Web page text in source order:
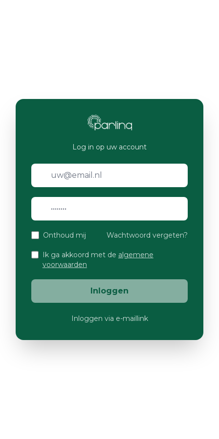
Log in op uw account
Onthoud mij Wachtwoord vergeten?
Ik ga akkoord met de algemene
voorwaarden
Inloggen
Inloggen via e-maillink